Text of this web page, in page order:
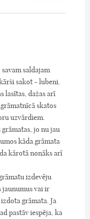
saldajam
sakot - lubeni.
lasītas, dažas arī
skatos
uzvārdiem.
jo nu jau
kāda grāmata
kārotā nonāks arī
izdevēju
jaunumus vai ir
grāmata. Ja
pastāv iespēja, ka